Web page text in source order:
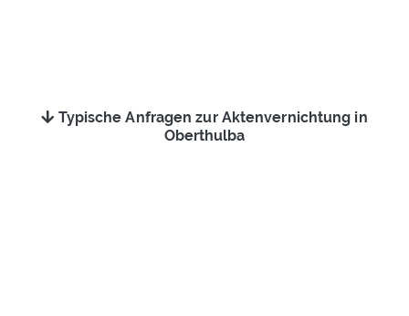
Typische Anfragen zur Aktenvernichtung in
Oberthulba